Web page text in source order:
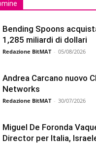
Bending Spoons
1,285 miliardi di dollari
Redazione BitMAT - 05/08/2026
Andrea Carcano nuovo
Networks
Redazione BitMAT - 30/07/2026
Miguel De Foronda
Director per Italia,